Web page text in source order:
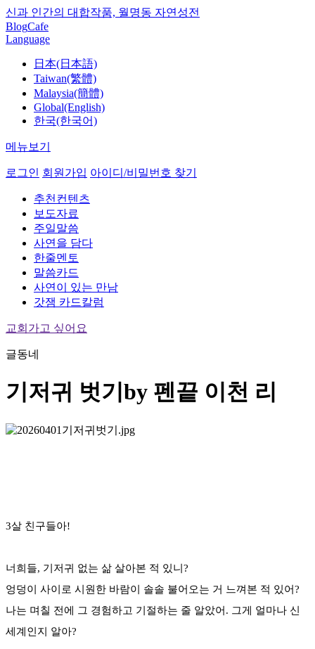
신과 인간의 대합작품, 월명동 자연성전
BlogCafe
Language
日本(日本語)
Taiwan(繁體)
Malaysia(簡體)
Global(English)
한국(한국어)
메뉴보기
로그인 회원가입 아이디/비밀번호 찾기
추천컨텐츠
보도자료
주일말씀
사연을 담다
한줄멘토
말씀카드
사연이 있는 만남
갓잼 카드칼럼
교회가고 싶어요
글동네
기저귀 벗기by 펜끝 이천 리
3살 친구들아!
너희들, 기저귀 없는 삶 살아본 적 있니?
엉덩이 사이로 시원한 바람이 솔솔 불어오는 거 느껴본 적 있어?
나는 며칠 전에 그 경험하고 기절하는 줄 알았어. 그게 얼마나 신
세계인지 알아?